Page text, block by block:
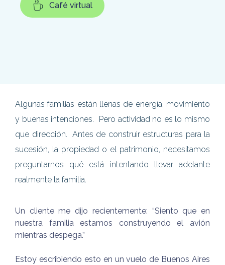
Café virtual
Algunas familias están llenas de energía, movimiento
y buenas intenciones. Pero actividad no es lo mismo
que dirección. Antes de construir estructuras para la
sucesión, la propiedad o el patrimonio, necesitamos
preguntarnos qué está intentando llevar adelante
realmente la familia.
Un cliente me dijo recientemente: “Siento que en
nuestra familia estamos construyendo el avión
mientras despega.”
Estoy escribiendo esto en un vuelo de Buenos Aires